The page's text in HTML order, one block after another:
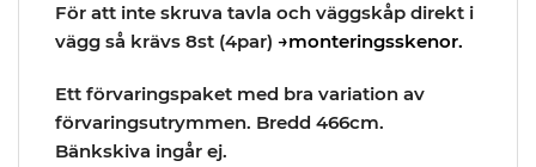
För att inte skruva tavla och väggskåp direkt i
vägg så krävs 8st (4par) →monteringsskenor.
Ett förvaringspaket med bra variation av
förvaringsutrymmen. Bredd 466cm.
Bänkskiva ingår ej.